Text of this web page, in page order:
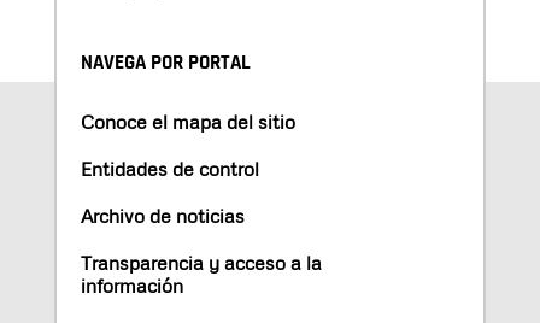
NAVEGA POR PORTAL
Conoce el mapa del sitio
Entidades de control
Archivo de noticias
Transparencia y acceso a la
información